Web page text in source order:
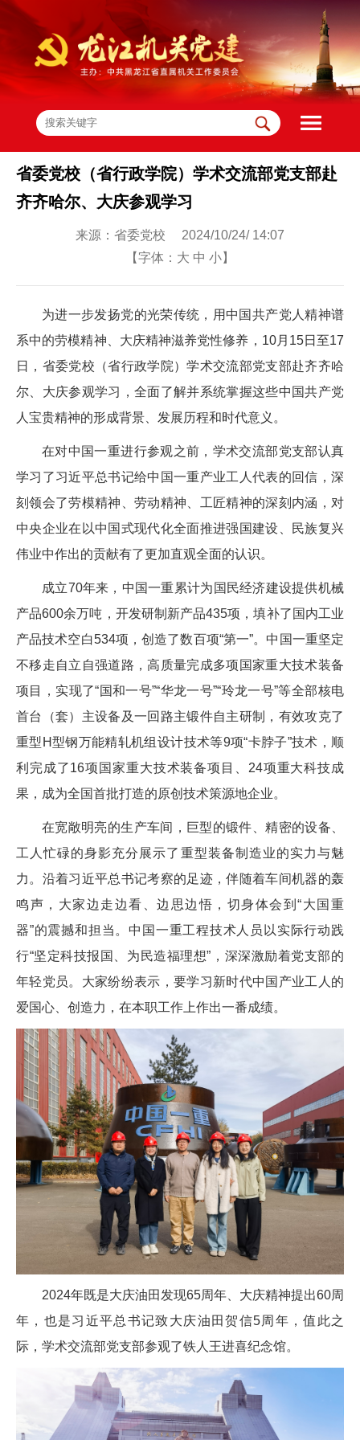
省委党校（省行政学院）学术交流部党支部赴
齐齐哈尔、大庆参观学习
来源：省委党校 2024/10/24/ 14:07
【字体： 大 中 小】
为进一步发扬党的光荣传统，用中国共产党人精神谱
系中的劳模精神、大庆精神滋养党性修养，10月15日至17
日，省委党校（省行政学院）学术交流部党支部赴齐齐哈
尔、大庆参观学习，全面了解并系统掌握这些中国共产党
人宝贵精神的形成背景、发展历程和时代意义。
在对中国一重进行参观之前，学术交流部党支部认真
学习了习近平总书记给中国一重产业工人代表的回信，深
刻领会了劳模精神、劳动精神、工匠精神的深刻内涵，对
中央企业在以中国式现代化全面推进强国建设、民族复兴
伟业中作出的贡献有了更加直观全面的认识。
成立70年来，中国一重累计为国民经济建设提供机械
产品600余万吨，开发研制新产品435项，填补了国内工业
产品技术空白534项，创造了数百项“第一”。中国一重坚定
不移走自立自强道路，高质量完成多项国家重大技术装备
项目，实现了“国和一号”“华龙一号”“玲龙一号”等全部核电
首台（套）主设备及一回路主锻件自主研制，有效攻克了
重型H型钢万能精轧机组设计技术等9项“卡脖子”技术，顺
利完成了16项国家重大技术装备项目、24项重大科技成
果，成为全国首批打造的原创技术策源地企业。
在宽敞明亮的生产车间，巨型的锻件、精密的设备、
工人忙碌的身影充分展示了重型装备制造业的实力与魅
力。沿着习近平总书记考察的足迹，伴随着车间机器的轰
鸣声，大家边走边看、边思边悟，切身体会到“大国重
器”的震撼和担当。中国一重工程技术人员以实际行动践
行“坚定科技报国、为民造福理想”，深深激励着党支部的
年轻党员。大家纷纷表示，要学习新时代中国产业工人的
爱国心、创造力，在本职工作上作出一番成绩。
2024年既是大庆油田发现65周年、大庆精神提出60周
年，也是习近平总书记致大庆油田贺信5周年，值此之
际，学术交流部党支部参观了铁人王进喜纪念馆。